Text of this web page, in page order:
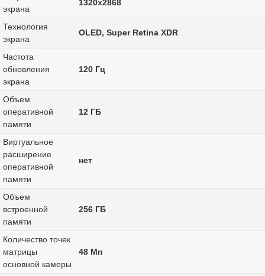
экрана
1320x2868
Технология
экрана
OLED, Super Retina XDR
Частота
обновления
экрана
120 Гц
Объем
оперативной
памяти
12 ГБ
Виртуальное
расширение
оперативной
памяти
нет
Объем
встроенной
памяти
256 ГБ
Количество точек
матрицы
основной камеры
48 Мп